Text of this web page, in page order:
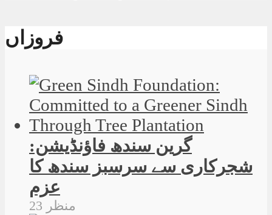
فروزاں
گرین سندھ فاؤنڈیشن:
شجرکاری سے سرسبز سندھ کا
عزم
23 منظر